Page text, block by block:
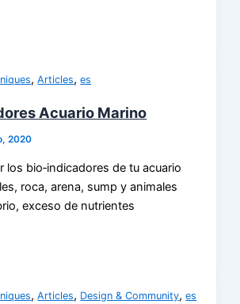
,Articles,es
Acuario Marino
2020
los bio‑indicadores de tu acuario
roca, arena, sump y animales
exceso de nutrientes
,Articles, Design & Community,es